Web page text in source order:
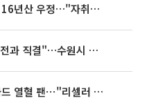
'나혼산' 류혜영, 고경표와 16년산 우정…"자취방서 부모님과 마주쳐"
이재준 시장 "정전, 시민안전과 직결"…수원시 비상대응체계 가동
'차쥐뿔' 이준영, 포켓몬 카드 열혈 팬⋯"리셀러 처단할 것"